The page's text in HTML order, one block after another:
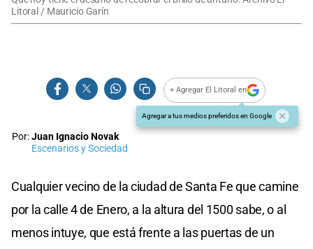
Litoral / Mauricio Garín
+ Agregar El Litoral en
Agregar a tus medios preferidos en Google
Por:Juan Ignacio Novak
Escenarios y Sociedad
Cualquier vecino de la ciudad de Santa Fe que camine
por la calle 4 de Enero, a la altura del 1500 sabe, o al
menos intuye, que está frente a las puertas de un